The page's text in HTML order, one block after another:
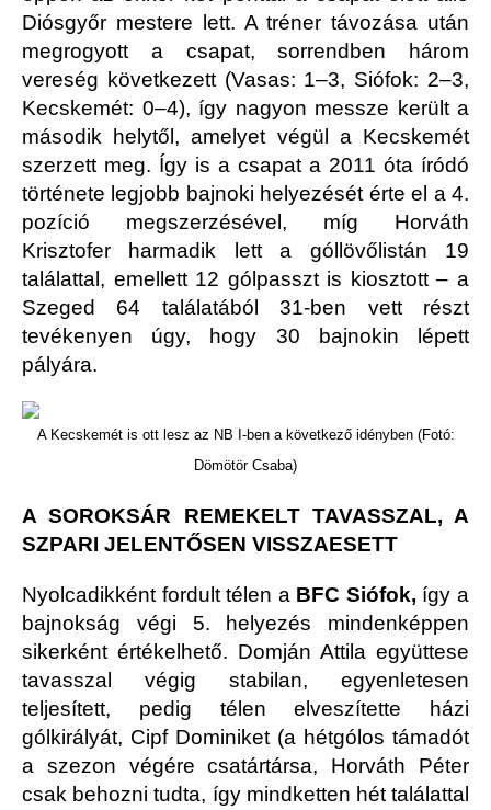
Diósgyőr mestere lett. A tréner távozása után
megrogyott a csapat, sorrendben három
vereség következett (Vasas: 1–3, Siófok: 2–3,
Kecskemét: 0–4), így nagyon messze került a
második helytől, amelyet végül a Kecskemét
szerzett meg. Így is a csapat a 2011 óta íródó
története legjobb bajnoki helyezését érte el a 4.
pozíció megszerzésével, míg Horváth
Krisztofer harmadik lett a góllövőlistán 19
találattal, emellett 12 gólpasszt is kiosztott – a
Szeged 64 találatából 31-ben vett részt
tevékenyen úgy, hogy 30 bajnokin lépett
pályára.
A Kecskemét is ott lesz az NB I-ben a következő idényben (Fotó:
Dömötör Csaba)
A SOROKSÁR REMEKELT TAVASSZAL, A
SZPARI JELENTŐSEN VISSZAESETT
Nyolcadikként fordult télen a BFC Siófok, így a
bajnokság végi 5. helyezés mindenképpen
sikerként értékelhető. Domján Attila együttese
tavasszal végig stabilan, egyenletesen
teljesített, pedig télen elveszítette házi
gólkirályát, Cipf Dominiket (a hétgólos támadót
a szezon végére csatártársa, Horváth Péter
csak behozni tudta, így mindketten hét találattal